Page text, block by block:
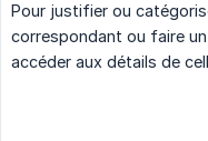
Pour justifier ou
correspondant ou faire
accéder aux détails de